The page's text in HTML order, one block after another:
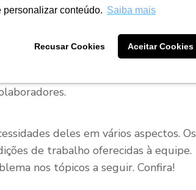
personalizar conteúdo. Saiba mais
Recusar Cookies Aceitar Cookies
do setor de TI
deles em vários aspectos. Os
de trabalho oferecidas à equipe.
nos tópicos a seguir. Confira!